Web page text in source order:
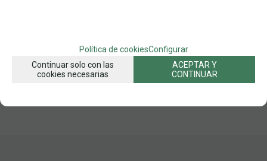
FECHA DE LANZAMIENTO
Jueves, 28 Mayo 2026
Política de cookiesConfigurar
Continuar solo con las
cookies necesarias
ACEPTAR Y
CONTINUAR